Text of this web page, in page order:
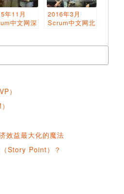
年11月
中文网深
2016年3月
Scrum中文网北
）
效益最大化的魔法
Story Point）？